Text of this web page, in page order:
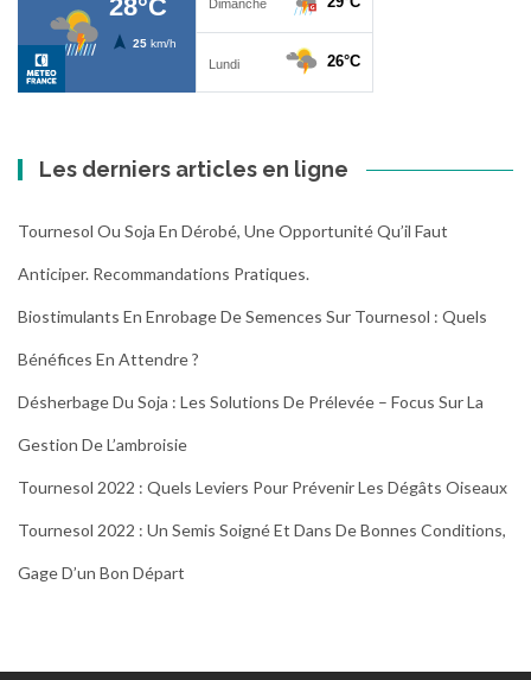
Les derniers articles en ligne
Tournesol Ou Soja En Dérobé, Une Opportunité Qu’il Faut
Anticiper. Recommandations Pratiques.
Biostimulants En Enrobage De Semences Sur Tournesol : Quels
Bénéfices En Attendre ?
Désherbage Du Soja : Les Solutions De Prélevée – Focus Sur La
Gestion De L’ambroisie
Tournesol 2022 : Quels Leviers Pour Prévenir Les Dégâts Oiseaux
Tournesol 2022 : Un Semis Soigné Et Dans De Bonnes Conditions,
Gage D’un Bon Départ